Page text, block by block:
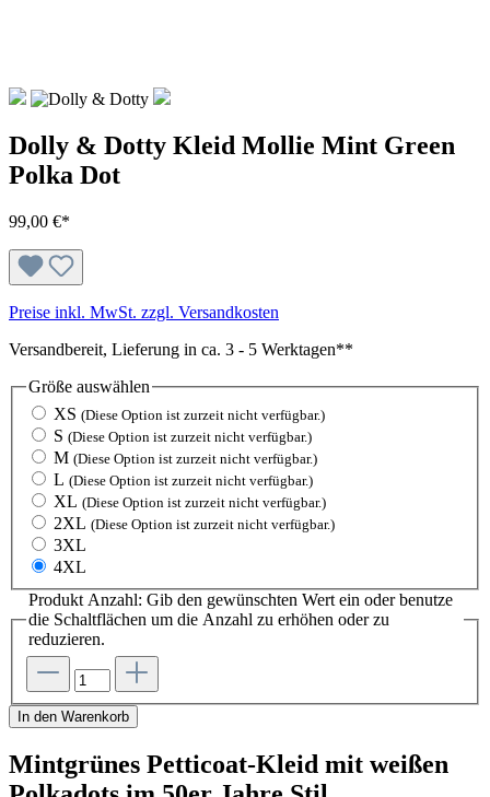
Dolly & Dotty Kleid Mollie Mint Green
Polka Dot
99,00 €*
Preise inkl. MwSt. zzgl. Versandkosten
Versandbereit, Lieferung in ca. 3 - 5 Werktagen**
Größe auswählen
XS (Diese Option ist zurzeit nicht verfügbar.)
S (Diese Option ist zurzeit nicht verfügbar.)
M (Diese Option ist zurzeit nicht verfügbar.)
L (Diese Option ist zurzeit nicht verfügbar.)
XL (Diese Option ist zurzeit nicht verfügbar.)
2XL (Diese Option ist zurzeit nicht verfügbar.)
3XL
4XL
Produkt Anzahl: Gib den gewünschten Wert ein oder benutze
die Schaltflächen um die Anzahl zu erhöhen oder zu
reduzieren.
In den Warenkorb
Mintgrünes Petticoat-Kleid mit weißen